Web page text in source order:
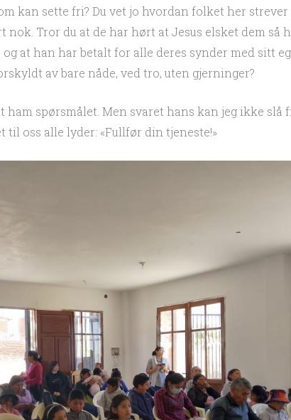
kan sette fri? Du vet jo hvordan folket her strever
nok. Tror du at de har hørt at Jesus elsket dem så
at han har betalt for alle deres synder med sitt
av bare nåde, ved tro, uten gjerninger?
spørsmålet. Men svaret hans kan jeg ikke slå
til oss alle lyder: «Fullfør din tjeneste!»